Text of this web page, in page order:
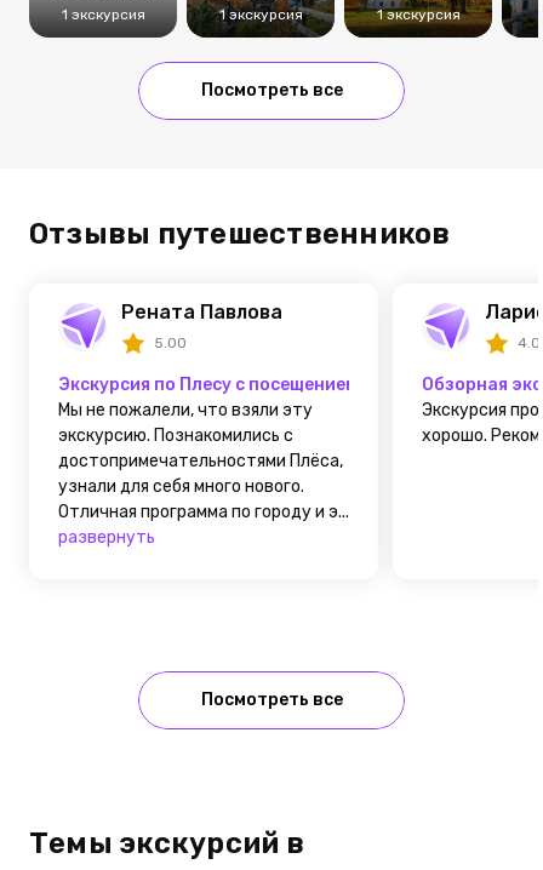
1 экскурсия 1 экскурсия 1 экскурсия
Посмотреть все
Отзывы путешественников
Рената Павлова
5.00
Экскурсия по Плесу с посещением Эко-деревни
Мы не пожалели, что взяли эту
экскурсию. Познакомились с
достопримечательностями Плёса,
узнали для себя много нового.
Отличная программа по городу и э...
развернуть
Обзорная
Экскурсия
хорошо.
Посмотреть все
Темы экскурсий в